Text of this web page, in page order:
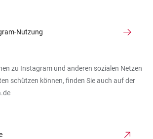
Nutzung
zu Instagram und anderen sozialen Netzen
schützen können, finden Sie auch auf der